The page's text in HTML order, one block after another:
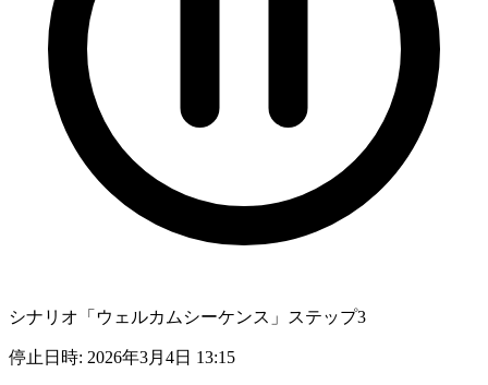
シナリオ「ウェルカムシーケンス」ステップ3
停止日時: 2026年3月4日 13:15